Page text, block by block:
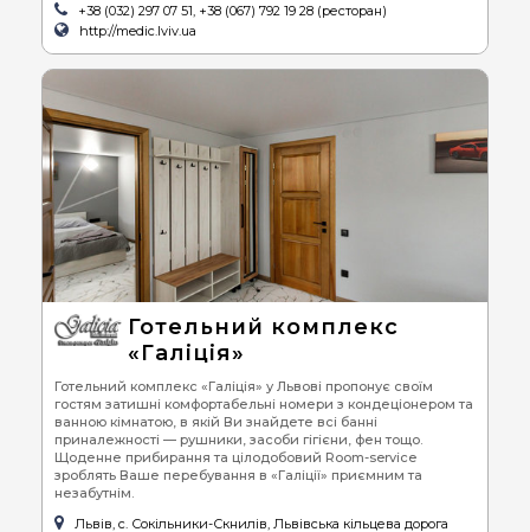
+38 (032) 297 07 51, +38 (067) 792 19 28 (ресторан)
http://medic.lviv.ua
Готельний комплекс
«Галіція»
Готельний комплекс «Галіція» у Львові пропонує своїм
гостям затишні комфортабельні номери з кондеціонером та
ванною кімнатою, в якій Ви знайдете всі банні
приналежності — рушники, засоби гігієни, фен тощо.
Щоденне прибирання та цілодобовий Room-service
зроблять Ваше перебування в «Галіції» приємним та
незабутнім.
Львів, с. Сокільники-Скнилів, Львівська кільцева дорога